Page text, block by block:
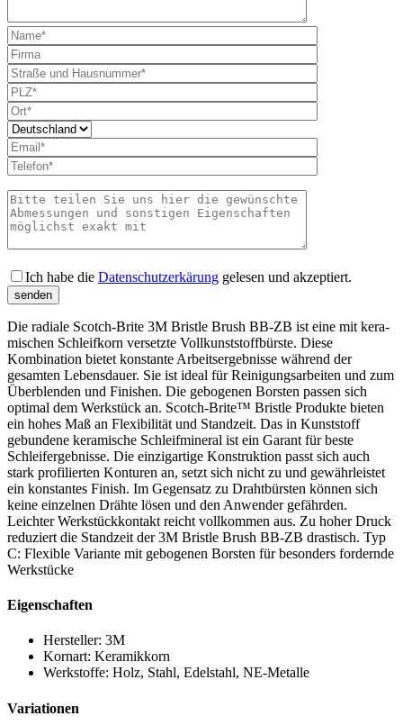
Ich habe die Datenschutzerkärung gelesen und akzeptiert.
Die radiale Scotch-Brite 3M Bristle Brush BB‑ZB ist eine mit kera­
mischen Schleif­korn versetzte Voll­kunst­stoff­bürste. Diese
Kombination bietet kon­stante Arbeits­ergeb­nisse wäh­rend der
gesamten Lebens­dauer. Sie ist ideal für Reini­gungs­arbeiten und zum
Über­blenden und Finishen. Die gebogenen Borsten passen sich
optimal dem Werkstück an. Scotch-Brite™ Bristle Produkte bieten
ein hohes Maß an Flexibilität und Standzeit. Das in Kunststoff
gebundene keramische Schleifmineral ist ein Garant für beste
Schleifergebnisse. Die einzigartige Konstruktion passt sich auch
stark profilierten Konturen an, setzt sich nicht zu und gewährleistet
ein konstantes Finish. Im Gegensatz zu Drahtbürsten können sich
keine einzelnen Drähte lösen und den Anwender gefährden.
Leichter Werkstückkontakt reicht vollkommen aus. Zu hoher Druck
reduziert die Standzeit der 3M Bristle Brush BB‑ZB drastisch. Typ
C: Flexible Variante mit gebo­genen Borsten für besonders for­dernde
Werk­stücke
Eigenschaften
Hersteller: 3M
Kornart: Keramikkorn
Werkstoffe: Holz, Stahl, Edelstahl, NE-Metalle
Variationen